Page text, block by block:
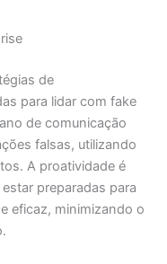
de
para lidar com fake
de comunicação
falsas, utilizando
A proatividade é
preparadas para
eficaz, minimizando o